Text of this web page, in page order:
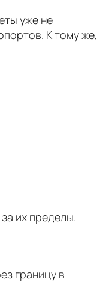
уже не
К тому же,
их пределы.
границу в